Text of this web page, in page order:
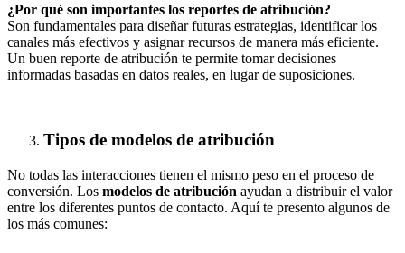
¿Por qué son importantes los reportes de atribución?
Son fundamentales para diseñar futuras estrategias, identificar los
canales más efectivos y asignar recursos de manera más eficiente.
Un buen reporte de atribución te permite tomar decisiones
informadas basadas en datos reales, en lugar de suposiciones.
Tipos de modelos de atribución
No todas las interacciones tienen el mismo peso en el proceso de
conversión. Los modelos de atribución ayudan a distribuir el valor
entre los diferentes puntos de contacto. Aquí te presento algunos de
los más comunes: